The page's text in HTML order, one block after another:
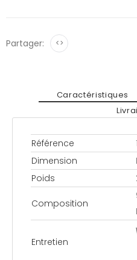
Partager: <>
Caractéristiques
Référence
Dimension
Poids
Composition
Entretien